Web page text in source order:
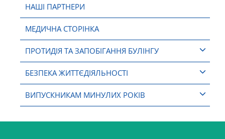
НАШІ ПАРТНЕРИ
МЕДИЧНА СТОРІНКА
ПРОТИДІЯ ТА ЗАПОБІГАННЯ БУЛІНГУ
БЕЗПЕКА ЖИТТЄДІЯЛЬНОСТІ
ВИПУСКНИКАМ МИНУЛИХ РОКІВ